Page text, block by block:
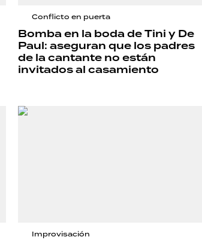
Conflicto en puerta
Bomba en la boda de Tini y De
Paul: aseguran que los padres
de la cantante no están
invitados al casamiento
Improvisación